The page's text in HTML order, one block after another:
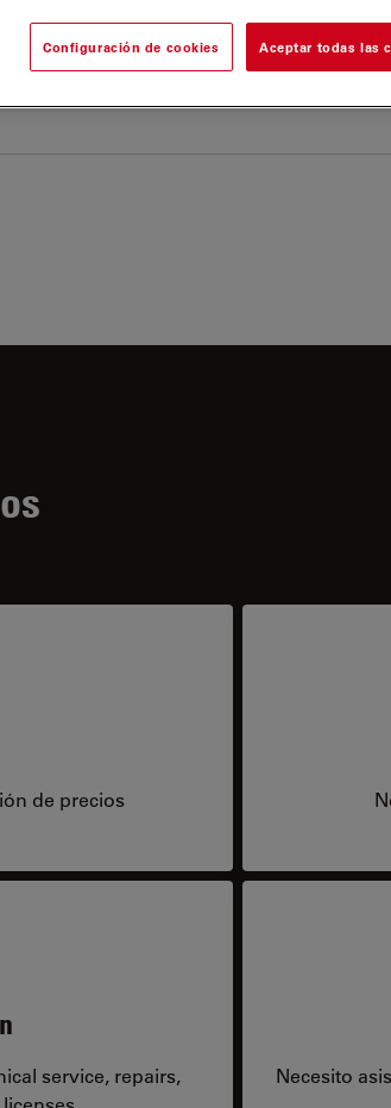
la versión más reciente y
versiones.
de precios
service, repairs,
Necesito
Configuración de cookies Aceptar todas las